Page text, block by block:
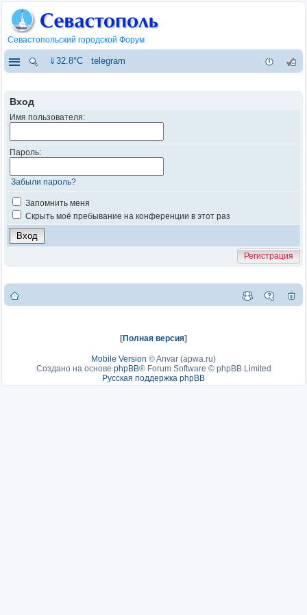
Севастопольский городской Форум
⇓32.8°C telegram
Вход
Имя пользователя:
Пароль:
Забыли пароль?
Запомнить меня
Скрыть моё пребывание на конференции в этот раз
Регистрация
[Полная версия]
Mobile Version ©Anvar (apwa.ru)
Создано на основе phpBB® Forum Software © phpBB Limited
Русская поддержка phpBB